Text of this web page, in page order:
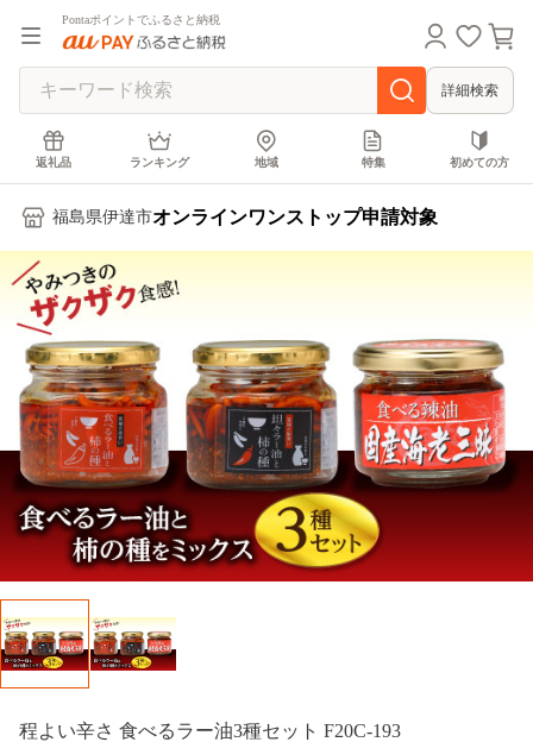
Pontaポイントでふるさと納税
詳細検索
返礼品 ランキング 地域 特集 初めての方
福島県伊達市オンラインワンストップ申請対象
程よい辛さ 食べるラー油3種セット F20C-193